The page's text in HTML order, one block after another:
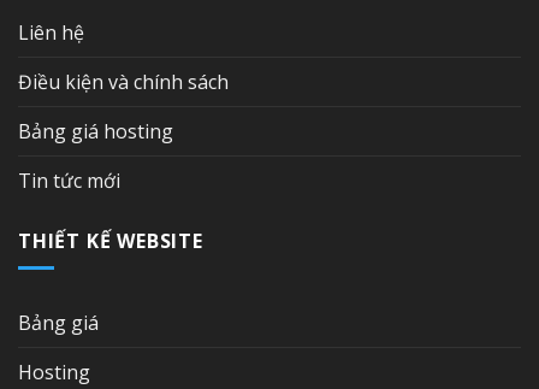
Liên hệ
Điều kiện và chính sách
Bảng giá hosting
Tin tức mới
THIẾT KẾ WEBSITE
Bảng giá
Hosting